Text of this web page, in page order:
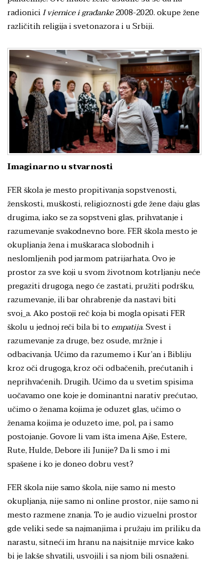
radioniciI vjernice i građanke2008-2020. okupe žene
različitih religija i svetonazora i u Srbiji.
Imaginarno u stvarnosti
FER škola je mesto propitivanja sopstvenosti,
ženskosti, muškosti, religioznosti gde žene daju glas
drugima, iako se za sopstveni glas, prihvatanje i
razumevanje svakodnevno bore. FER škola mesto je
okupljanja žena i muškaraca slobodnih i
neslomljenih pod jarmom patrijarhata. Ovo je
prostor za sve koji u svom životnom kotrljanju neće
pregaziti drugoga, nego će zastati, pružiti podršku,
razumevanje, ili bar ohrabrenje da nastavi biti
svoj_a. Ako postoji reč koja bi mogla opisati FER
školu u jednoj reči bila bi toempatija. Svest i
razumevanje za druge, bez osude, mržnje i
odbacivanja. Učimo da razumemo i Kur’an i Bibliju
kroz oči drugoga, kroz oči odbačenih, prećutanih i
neprihvaćenih. Drugih. Učimo da u svetim spisima
uočavamo one koje je dominantni narativ prećutao,
učimo o ženama kojima je oduzet glas, učimo o
ženama kojima je oduzeto ime, pol, pa i samo
postojanje. Govore li vam išta imena Ajše, Estere,
Rute, Hulde, Debore ili Junije? Da li smo i mi
spašene i ko je doneo dobru vest?
FER škola nije samo škola, nije samo ni mesto
okupljanja, nije samo ni online prostor, nije samo ni
mesto razmene znanja. To je audio vizuelni prostor
gde veliki sede sa najmanjima i pružaju im priliku da
narastu, sitneći im hranu na najsitnije mrvice kako
bi je lakše shvatili, usvojili i sa njom bili osnaženi.